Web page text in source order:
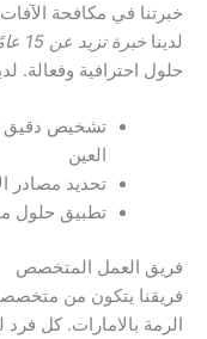
خبرتنا في مكافحة الآفات
لدينا خبرة تزيد عن 15 عامًا
حلول احترافية وفعالة.
تشخيص دقيق
العين
تحديد مصادر
تطبيق حلول
فريق العمل المتخصص
فريقنا يتكون من
الرمة بالامارات. كل